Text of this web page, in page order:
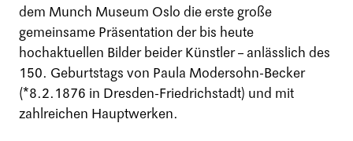
dem Munch Museum Oslo die erste große
gemeinsame Präsentation der bis heute
hochaktuellen Bilder beider Künstler – anlässlich des
150. Geburtstags von Paula Modersohn-Becker
(*8.2.1876 in Dresden-Friedrichstadt) und mit
zahlreichen Hauptwerken.